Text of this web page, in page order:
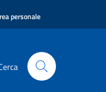
personale